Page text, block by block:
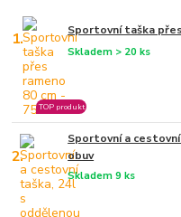
1. Sportovní taška
Skladem > 20 ks
TOP produkt
2.
Sportovní a
obuv
Skladem 9 ks